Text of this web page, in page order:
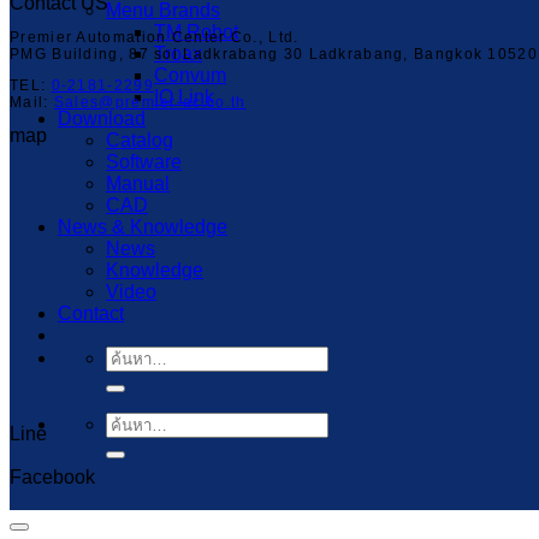
Menu Brands
TM Robot
Troax
Convum
IO Link
Download
Catalog
Software
Manual
CAD
News & Knowledge
News
Knowledge
Video
Contact
ค้นหา:
ค้นหา:
Premier Automation Center Co., Ltd.
PMG Building, 87 soi Ladkrabang 30 Ladkrabang, Bangkok
TEL: 0-2181-2299
Mail: Sales@premier-ac.co.th
map
Capcut Templates
Line
Facebook